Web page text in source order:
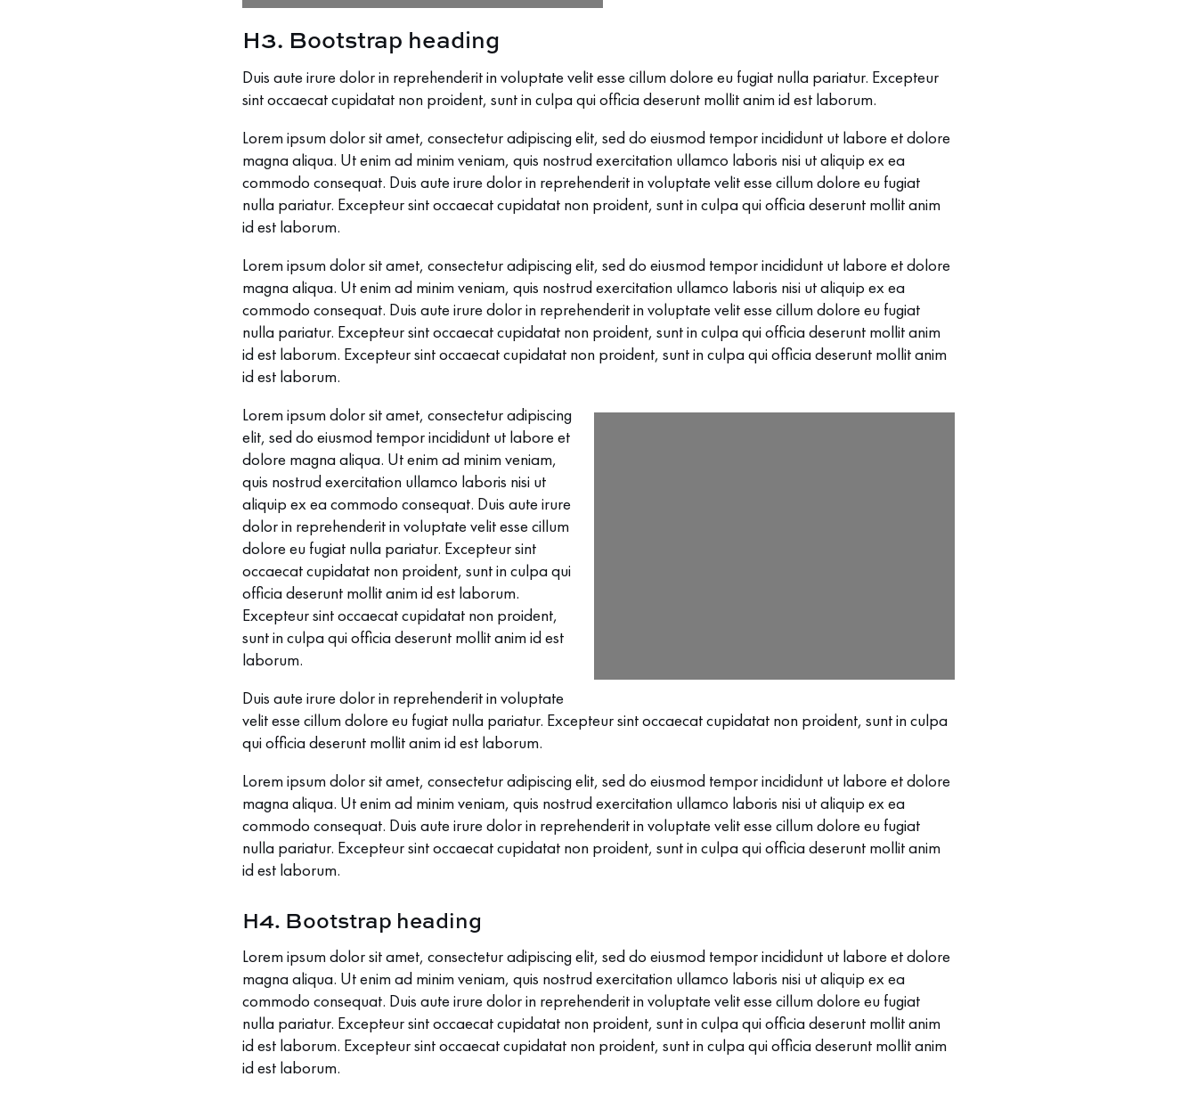
H3. Bootstrap heading
Duis aute irure dolor in reprehenderit in voluptate velit esse cillum dolore eu fugiat nulla pariatur. Excepteur
sint occaecat cupidatat non proident, sunt in culpa qui officia deserunt mollit anim id est laborum.
Lorem ipsum dolor sit amet, consectetur adipiscing elit, sed do eiusmod tempor incididunt ut labore et dolore
magna aliqua. Ut enim ad minim veniam, quis nostrud exercitation ullamco laboris nisi ut aliquip ex ea
commodo consequat. Duis aute irure dolor in reprehenderit in voluptate velit esse cillum dolore eu fugiat
nulla pariatur. Excepteur sint occaecat cupidatat non proident, sunt in culpa qui officia deserunt mollit anim
id est laborum.
Lorem ipsum dolor sit amet, consectetur adipiscing elit, sed do eiusmod tempor incididunt ut labore et dolore
magna aliqua. Ut enim ad minim veniam, quis nostrud exercitation ullamco laboris nisi ut aliquip ex ea
commodo consequat. Duis aute irure dolor in reprehenderit in voluptate velit esse cillum dolore eu fugiat
nulla pariatur. Excepteur sint occaecat cupidatat non proident, sunt in culpa qui officia deserunt mollit anim
id est laborum. Excepteur sint occaecat cupidatat non proident, sunt in culpa qui officia deserunt mollit anim
id est laborum.
Lorem ipsum dolor sit amet, consectetur adipiscing
elit, sed do eiusmod tempor incididunt ut labore et
dolore magna aliqua. Ut enim ad minim veniam,
quis nostrud exercitation ullamco laboris nisi ut
aliquip ex ea commodo consequat. Duis aute irure
dolor in reprehenderit in voluptate velit esse cillum
dolore eu fugiat nulla pariatur. Excepteur sint
occaecat cupidatat non proident, sunt in culpa qui
officia deserunt mollit anim id est laborum.
Excepteur sint occaecat cupidatat non proident,
sunt in culpa qui officia deserunt mollit anim id est
laborum.
Duis aute irure dolor in reprehenderit in voluptate
velit esse cillum dolore eu fugiat nulla pariatur. Excepteur sint occaecat cupidatat non proident, sunt in culpa
qui officia deserunt mollit anim id est laborum.
Lorem ipsum dolor sit amet, consectetur adipiscing elit, sed do eiusmod tempor incididunt ut labore et dolore
magna aliqua. Ut enim ad minim veniam, quis nostrud exercitation ullamco laboris nisi ut aliquip ex ea
commodo consequat. Duis aute irure dolor in reprehenderit in voluptate velit esse cillum dolore eu fugiat
nulla pariatur. Excepteur sint occaecat cupidatat non proident, sunt in culpa qui officia deserunt mollit anim
id est laborum.
H4. Bootstrap heading
Lorem ipsum dolor sit amet, consectetur adipiscing elit, sed do eiusmod tempor incididunt ut labore et dolore
magna aliqua. Ut enim ad minim veniam, quis nostrud exercitation ullamco laboris nisi ut aliquip ex ea
commodo consequat. Duis aute irure dolor in reprehenderit in voluptate velit esse cillum dolore eu fugiat
nulla pariatur. Excepteur sint occaecat cupidatat non proident, sunt in culpa qui officia deserunt mollit anim
id est laborum. Excepteur sint occaecat cupidatat non proident, sunt in culpa qui officia deserunt mollit anim
id est laborum.